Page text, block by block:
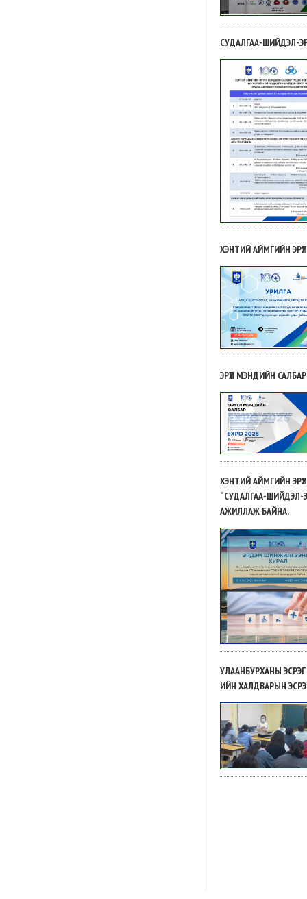
СУДАЛГАА-ШИЙДЭЛ-
ХЭНТИЙ АЙМГИЙН
ЭРҮҮЛ МЭНДИЙН
ХЭНТИЙ АЙМГИЙН
“СУДАЛГАА-ШИЙДЭЛ-
АЖИЛЛАЖ БАЙНА.
УЛААНБУРХАНЫ
ИЙН ХАЛДВАРЫН